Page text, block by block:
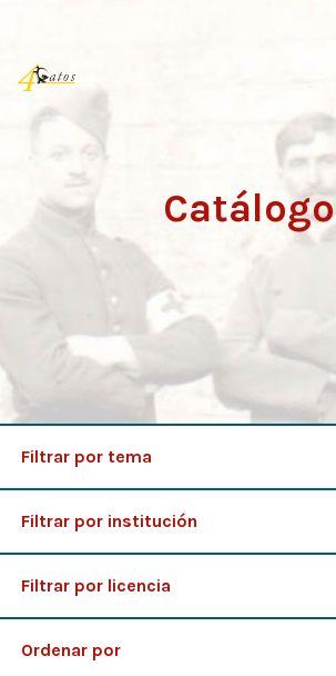
contenido
Catálogo
Filtrar por tema
Filtrar por institución
Filtrar por licencia
Ordenar por